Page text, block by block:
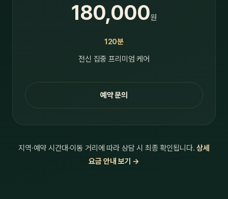
180,000원
120분
전신 집중 프리미엄 케어
예약 문의
지역·예약 시간대·이동 거리에 따라 상담 시 최종 확인됩니다.상세
요금 안내 보기 →